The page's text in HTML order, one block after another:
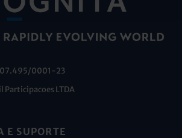
0001-23
Participacoes LTDA
E SUPORTE